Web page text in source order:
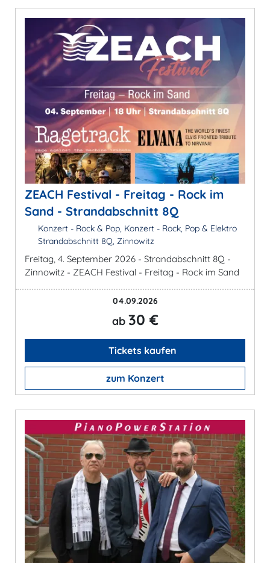
ZEACH Festival - Freitag - Rock im
Sand - Strandabschnitt 8Q
Konzert - Rock & Pop, Konzert - Rock, Pop & Elektro
Strandabschnitt 8Q, Zinnowitz
Freitag, 4. September 2026 - Strandabschnitt 8Q -
Zinnowitz - ZEACH Festival - Freitag - Rock im Sand
04.09.2026
ab 30 €
Tickets kaufen
zum Konzert